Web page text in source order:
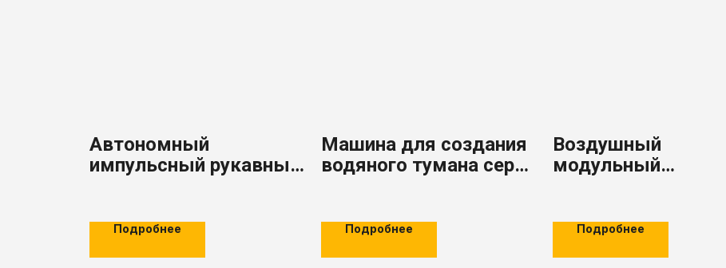
Автономный
импульсный рукавный
LCMПодробнее
Машина для создания
водяного тумана серии
Подробнее
Воздушный
модульный
Подробнее